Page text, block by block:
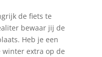
de fiets te
bewaar jij de
Heb je een
winter extra op de